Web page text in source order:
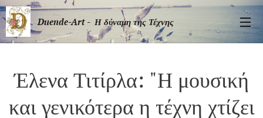
Duende-Art - Η δύναμη της Τέχνης
Έλενα Τιτίρλα: "Η μουσική
και γενικότερα η τέχνη χτίζει